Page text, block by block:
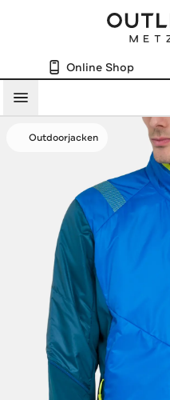
Online Shop
Menü
Outdoorjacken